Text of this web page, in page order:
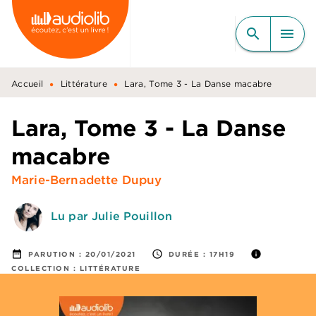
MENU RECHERCHE
CONTENU
PIED DE PAGE
search menu
Accueil • Littérature • Lara, Tome 3 - La Danse macabre
Lara, Tome 3 - La Danse
macabre
Marie-Bernadette Dupuy
Lu par Julie Pouillon
date_range PARUTION : 20/01/2021 access_time DURÉE : 17H19 info
COLLECTION : LITTÉRATURE